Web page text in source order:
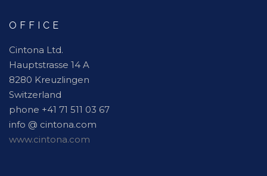
OFFICE
Cintona Ltd.
Hauptstrasse 14 A
8280 Kreuzlingen
Switzerland
phone +41 71 511 03 67
info @ cintona.com
www.cintona.com